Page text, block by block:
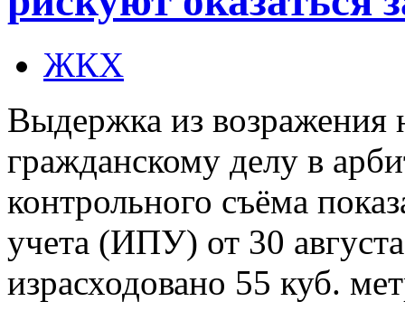
ЖКХ
Выдержка из возражения
гражданскому делу в
контрольного съёма
учета (ИПУ) от 30
израсходовано 55 куб.